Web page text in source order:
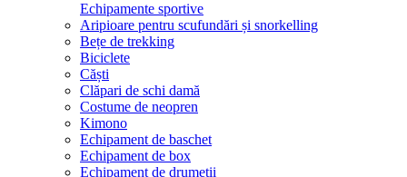
Echipamente sportive
Aripioare pentru scufundări și snorkelling
Bețe de trekking
Biciclete
Căști
Clăpari de schi damă
Costume de neopren
Kimono
Echipament de baschet
Echipament de box
Echipament de drumeții